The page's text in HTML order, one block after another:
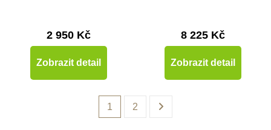
2 950 Kč
Zobrazit detail
8 225 Kč
Zobrazit detail
1 2